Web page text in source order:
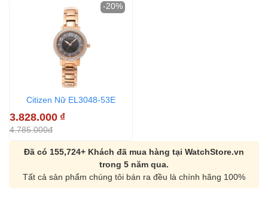
Citizen Nữ EL3048-53E
3.828.000 ₫
4.785.000đ
-20%
Đã có 155,724+ Khách đã mua hàng tại WatchStore.vn
trong 5 năm qua.
Tất cả sản phẩm chúng tôi bán ra đều là chính hãng 100%